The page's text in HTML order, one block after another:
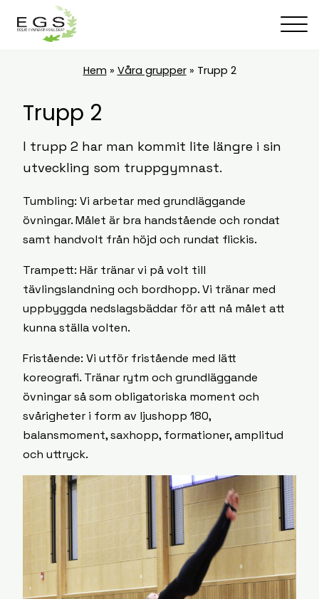
Hem » Våra grupper» Trupp 2
Trupp 2
I trupp 2 har man kommit lite längre i sin
utveckling som truppgymnast.
Tumbling: Vi arbetar med grundläggande
övningar. Målet är bra handstående och rondat
samt handvolt från höjd och rundat flickis.
Trampett: Här tränar vi på volt till
tävlingslandning och bordhopp. Vi tränar med
uppbyggda nedslagsbäddar för att nå målet att
kunna ställa volten.
Fristående: Vi utför fristående med lätt
koreografi. Tränar rytm och grundläggande
övningar så som obligatoriska moment och
svårigheter i form av ljushopp 180,
balansmoment, saxhopp, formationer, amplitud
och uttryck.